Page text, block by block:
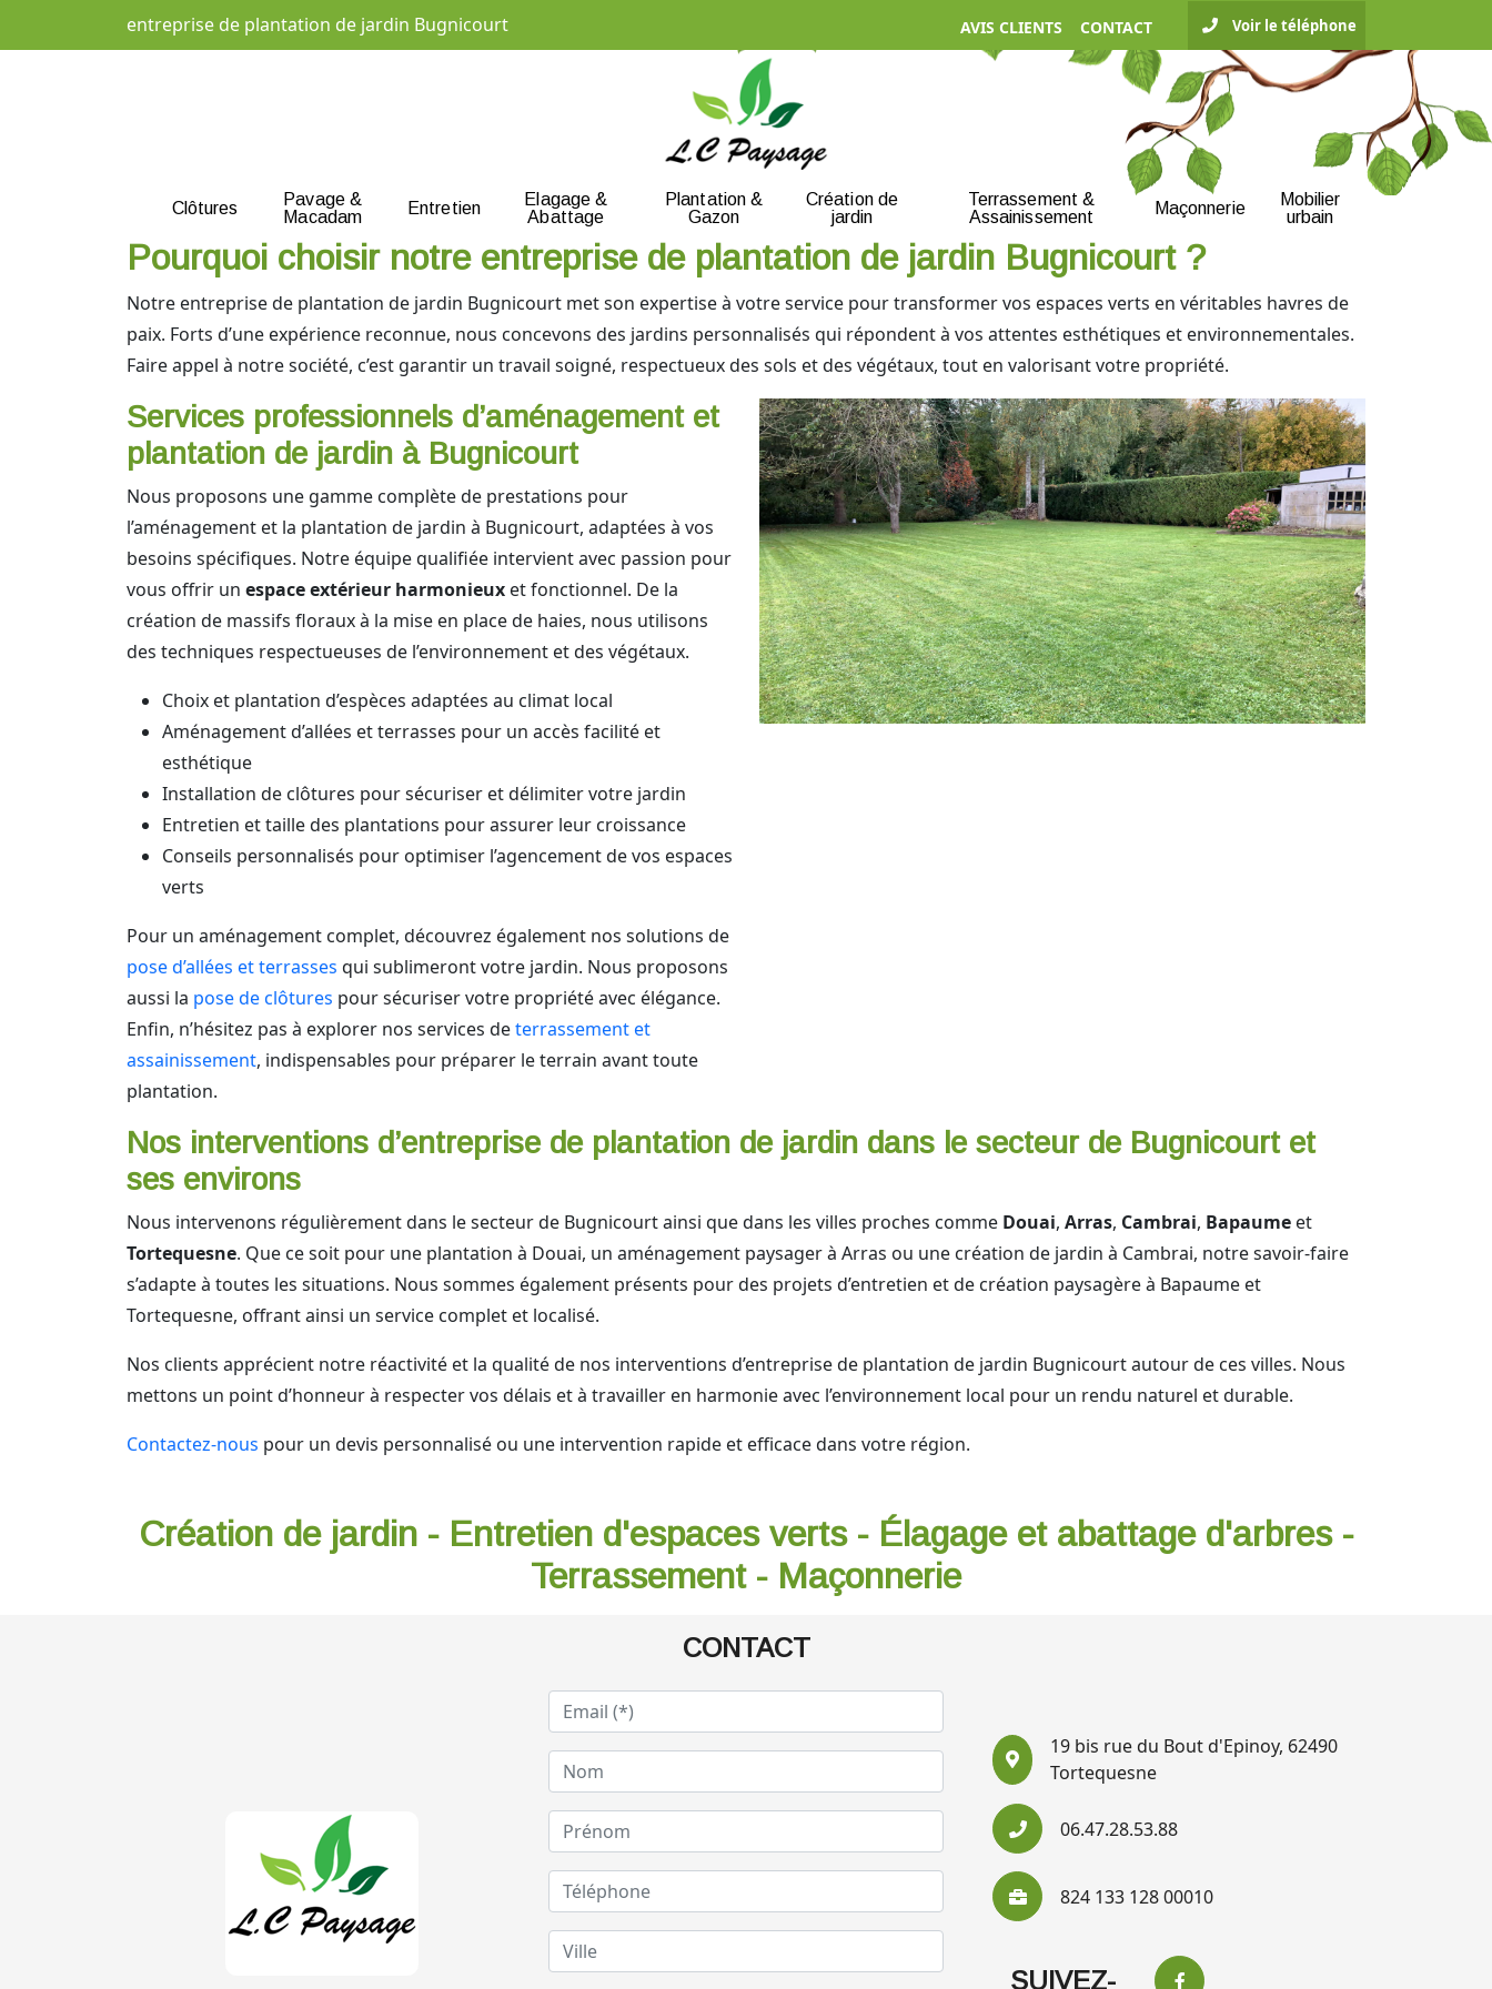
entreprise de plantation de jardin Bugnicourt AVIS CLIENTS CONTACT Voir le téléphone
Clôtures
Pavage &
Macadam
Entretien
Elagage &
Abattage
Plantation &
Gazon
Création de
jardin
Terrassement &
Assainissement
Maçonnerie
Mobilier
urbain
Pourquoi choisir notre entreprise de plantation de jardin Bugnicourt ?
Notre entreprise de plantation de jardin Bugnicourt met son expertise à votre service pour transformer vos espaces verts en véritables havres de
paix. Forts d’une expérience reconnue, nous concevons des jardins personnalisés qui répondent à vos attentes esthétiques et environnementales.
Faire appel à notre société, c’est garantir un travail soigné, respectueux des sols et des végétaux, tout en valorisant votre propriété.
Services professionnels d’aménagement et
plantation de jardin à Bugnicourt
Nous proposons une gamme complète de prestations pour
l’aménagement et la plantation de jardin à Bugnicourt, adaptées à vos
besoins spécifiques. Notre équipe qualifiée intervient avec passion pour
vous offrir un espace extérieur harmonieux et fonctionnel. De la
création de massifs floraux à la mise en place de haies, nous utilisons
des techniques respectueuses de l’environnement et des végétaux.
Choix et plantation d’espèces adaptées au climat local
Aménagement d’allées et terrasses pour un accès facilité et
esthétique
Installation de clôtures pour sécuriser et délimiter votre jardin
Entretien et taille des plantations pour assurer leur croissance
Conseils personnalisés pour optimiser l’agencement de vos espaces
verts
Pour un aménagement complet, découvrez également nos solutions de
pose d’allées et terrasses qui sublimeront votre jardin. Nous proposons
aussi la pose de clôtures pour sécuriser votre propriété avec élégance.
Enfin, n’hésitez pas à explorer nos services deterrassement et
assainissement, indispensables pour préparer le terrain avant toute
plantation.
Nos interventions d’entreprise de plantation de jardin dans le secteur de Bugnicourt et
ses environs
Nous intervenons régulièrement dans le secteur de Bugnicourt ainsi que dans les villes proches comme Douai, Arras, Cambrai, Bapaume et
Tortequesne. Que ce soit pour une plantation à Douai, un aménagement paysager à Arras ou une création de jardin à Cambrai, notre savoir-faire
s’adapte à toutes les situations. Nous sommes également présents pour des projets d’entretien et de création paysagère à Bapaume et
Tortequesne, offrant ainsi un service complet et localisé.
Nos clients apprécient notre réactivité et la qualité de nos interventions d’entreprise de plantation de jardin Bugnicourt autour de ces villes. Nous
mettons un point d’honneur à respecter vos délais et à travailler en harmonie avec l’environnement local pour un rendu naturel et durable.
Contactez-nous pour un devis personnalisé ou une intervention rapide et efficace dans votre région.
Création de jardin - Entretien d'espaces verts - Élagage et abattage d'arbres -
Terrassement - Maçonnerie
CONTACT
19 bis rue du Bout d'Epinoy, 62490
Tortequesne
06.47.28.53.88
824 133 128 00010
SUIVEZ-